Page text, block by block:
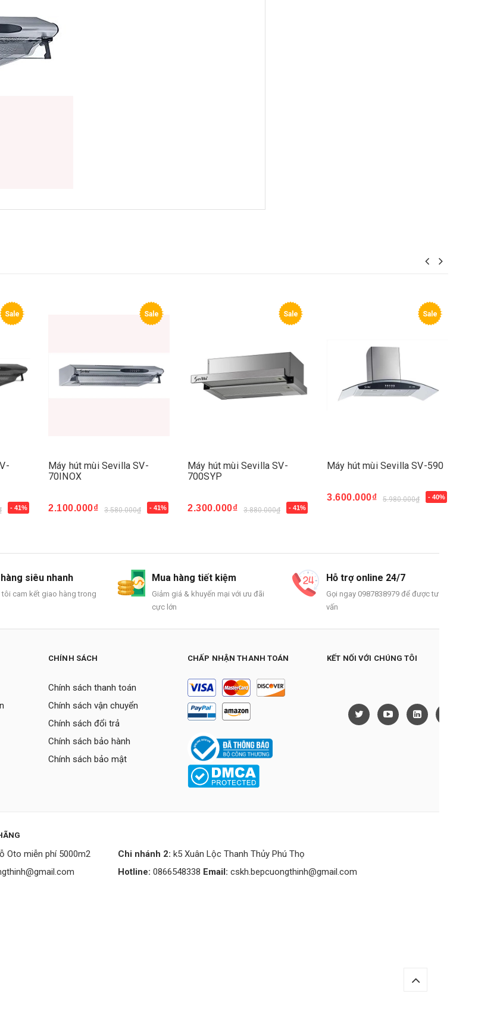
Sale
- 41%
Sale
Máy hút mùi Sevilla SV-
70INOX
2.100.000₫ 3.580.000₫ - 41%
Mua ngay
Sale
Máy hút mùi Sevilla SV-
700SYP
2.300.000₫ 3.880.000₫ - 41%
Mua ngay
Sale
Máy hút mùi Sevilla SV-590
3.600.000₫ 5.980.000₫ - 40%
Mua ngay
siêu nhanh
tôi cam kết giao hàng trong
Mua hàng tiết kiệm
Giảm giá & khuyến mại với ưu đãi
cực lớn
Hỗ trợ online 24/7
Gọi ngay 0987838979 để được tư
vấn
CHÍNH SÁCH
Chính sách thanh toán
Chính sách vận chuyển
Chính sách đổi trả
Chính sách bảo hành
Chính sách bảo mật
CHẤP NHẬN THANH TOÁN KẾT NỐI VỚI CHÚNG TÔI
Oto miễn phí 5000m2
Chi nhánh 2: k5 Xuân Lộc Thanh Thủy Phú Thọ
Hotline: 0866548338 Email: cskh.bepcuongthinh@gmail.com